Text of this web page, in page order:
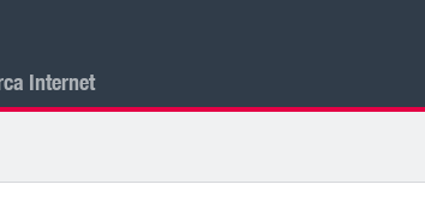
Internet